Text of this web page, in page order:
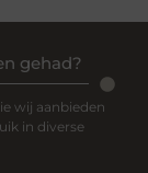
gehad?
wij aanbieden
in diverse